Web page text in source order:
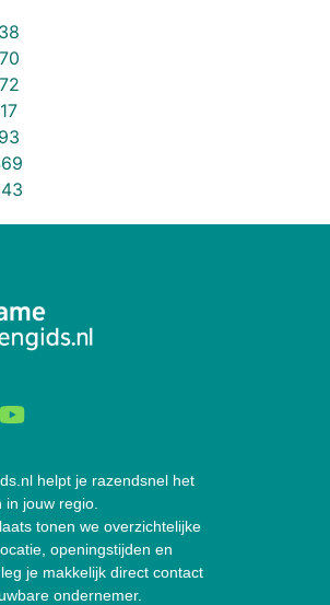
helpt je razendsnel het
jouw regio.
tonen we overzichtelijke
openingstijden en
je makkelijk direct contact
ondernemer.